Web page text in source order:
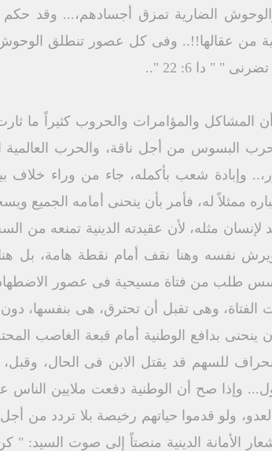
الضارية تمزق أجسادهم،... وقد حكم
من عقالها!!.. وفى كل عصور تنطلق
" دا 6: 22 "..
والمؤامرات والحروب كثيراً ما
البسوس من أجل ناقة، والحرب العالمية
وإبادة شعب بأكمله، جاء من وراء خلاف
ممثلاً له، فأمر بأن ينحنى أمامه الجميع
مثله، لأن عقيدته الدينية تمنعه من
نفسه وهنا نقف أمام نقطة هامة، بل
طلب من فتاة مسيحية فى عصور
الفتاة، وهى تقبل أن تحترق، هى بنفسها، دون
بدافع الوطنية أمام قبعة الغاصب
للسهم قد يقتل الابن فى الحال،
وإذا صح أن الوطنية دفعت ملايين الناس
ولو قدموا حياتهم رخيصة بلا تردد من
الأمانة الدينية منصتاً إلى صوت السيد: " كن